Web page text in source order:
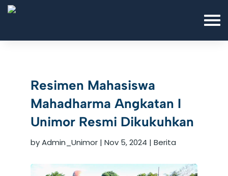
Resimen Mahasiswa
Mahadharma Angkatan I
Unimor Resmi Dikukuhkan
byAdmin_Unimor| Nov 5, 2024 | Berita